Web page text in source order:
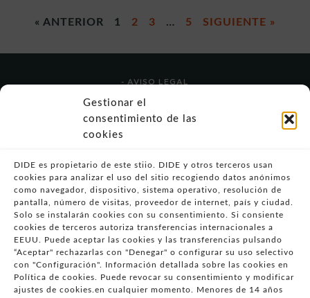
Gestionar el
consentimiento de las
cookies
DIDE es propietario de este stiio. DIDE y otros terceros usan
cookies para analizar el uso del sitio recogiendo datos anónimos
como navegador, dispositivo, sistema operativo, resolución de
pantalla, número de visitas, proveedor de internet, país y ciudad.
Solo se instalarán cookies con su consentimiento. Si consiente
cookies de terceros autoriza transferencias internacionales a
EEUU. Puede aceptar las cookies y las transferencias pulsando
“Aceptar" rechazarlas con "Denegar" o configurar su uso selectivo
con "Configuración". Información detallada sobre las cookies en
Política de cookies. Puede revocar su consentimiento y modificar
ajustes de cookies.en cualquier momento. Menores de 14 años
« ANTERIOR 1 2 3 … 5 SIGUIENTE »
- AVISO LEGAL
- POLÍTICA DE USO
- POLÍTICA DE PRIVACIDAD
- POLÍTICA DE COOKIES (UE)
VULNERABILIDADES
- CONDICIONES PARTICULARES DE COMPRA
- GUÍA DE COMPRA
- GUÍA DE PRIVACIDAD
- DESISTIMIENTO
- ATENCIÓN AL CLIENTE